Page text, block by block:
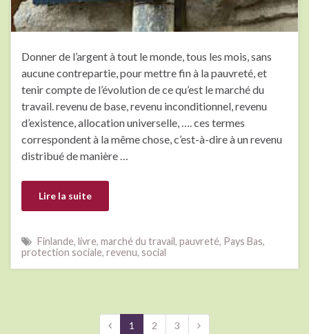
Donner de l’argent à tout le monde, tous les mois, sans
aucune contrepartie, pour mettre fin à la pauvreté, et
tenir compte de l’évolution de ce qu’est le marché du
travail. revenu de base, revenu inconditionnel, revenu
d’existence, allocation universelle, …. ces termes
correspondent à la même chose, c’est-à-dire à un revenu
distribué de manière …
Lire la suite
Finlande, livre, marché du travail, pauvreté, Pays Bas,
protection sociale, revenu, social
1 2 3